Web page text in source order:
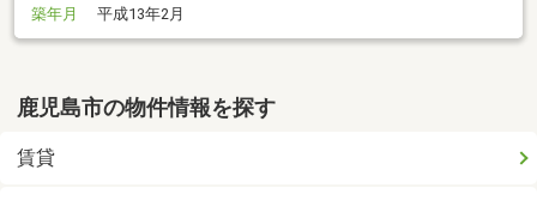
築年月
平成13年2月
鹿児島市の物件情報を探す
賃貸